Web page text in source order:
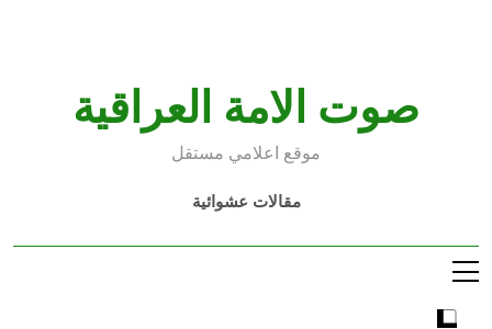
صوت الامة العراقية
موقع اعلامي مستقل
مقالات عشوائية